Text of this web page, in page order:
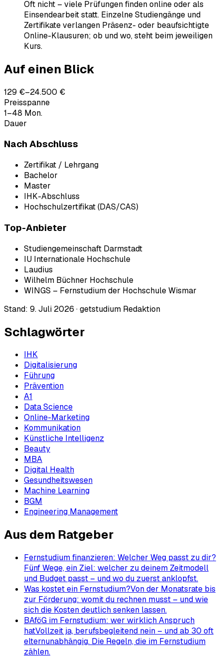
Oft nicht – viele Prüfungen finden online oder als
Einsendearbeit statt. Einzelne Studiengänge und
Zertifikate verlangen Präsenz- oder beaufsichtigte
Online-Klausuren; ob und wo, steht beim jeweiligen
Kurs.
Auf einen Blick
129 €–24.500 €
Preisspanne
1–48 Mon.
Dauer
Nach Abschluss
Zertifikat / Lehrgang
Bachelor
Master
IHK-Abschluss
Hochschulzertifikat (DAS/CAS)
Top-Anbieter
Studiengemeinschaft Darmstadt
IU Internationale Hochschule
Laudius
Wilhelm Büchner Hochschule
WINGS – Fernstudium der Hochschule Wismar
Stand: 9. Juli 2026 ·getstudium Redaktion
Schlagwörter
IHK
Digitalisierung
Führung
Prävention
A1
Data Science
Online-Marketing
Kommunikation
Künstliche Intelligenz
Beauty
MBA
Digital Health
Gesundheitswesen
Machine Learning
BGM
Engineering Management
Aus dem Ratgeber
Fernstudium finanzieren: Welcher Weg passt zu dir?
Fünf Wege, ein Ziel: welcher zu deinem Zeitmodell
und Budget passt – und wo du zuerst anklopfst.
Was kostet ein Fernstudium?Von der Monatsrate bis
zur Förderung: womit du rechnen musst – und wie
sich die Kosten deutlich senken lassen.
BAföG im Fernstudium: wer wirklich Anspruch
hatVollzeit ja, berufsbegleitend nein – und ab 30 oft
elternunabhängig. Die Regeln, die im Fernstudium
zählen.